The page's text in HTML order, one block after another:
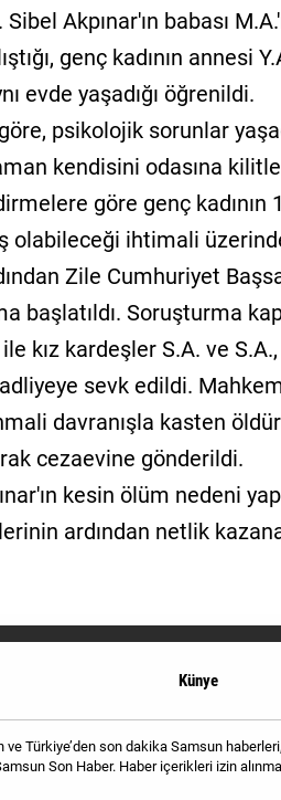
Akpınar'ın babası
genç kadının annesi
evde yaşadığı öğrenildi.
psikolojik sorunlar
kendisini odasına
göre genç kadının
olabileceği ihtimali
Zile Cumhuriyet
başlatıldı. Soruşturma
ile kız kardeşler S.A. ve
sevk edildi.
davranışla kasten
cezaevine gönderildi.
kesin ölüm nedeni
ardından netlik
Künye
ve Türkiye’den son dakika Samsun
Son Haber. Haber içerikleri izin